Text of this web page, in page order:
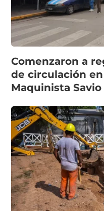
Comenzaron a
de circulación
Maquinista Savio